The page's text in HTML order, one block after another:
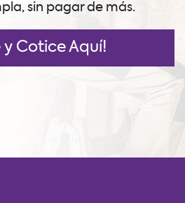
sin pagar de más.
y Cotice Aquí!